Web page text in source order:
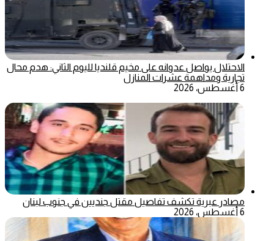
الاحتلال يواصل عدوانه على مخيم قلنديا لليوم الثاني: هدم محال
تجارية ومداهمة عشرات المنازل
6 أغسطس، 2026
مصادر عبرية تكشف تفاصيل مقتل جنديين في جنوب لبنان
6 أغسطس، 2026